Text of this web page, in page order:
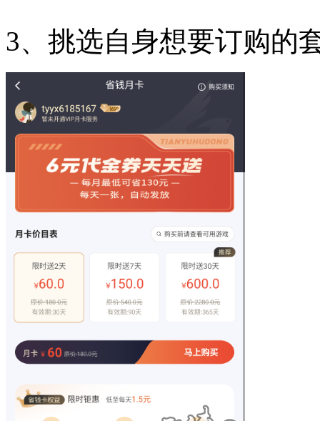
3、挑选自身想要订购的